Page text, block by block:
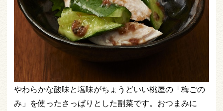
やわらかな酸味と塩味がちょうどいい桃屋の「梅ごの
み」を使ったさっぱりとした副菜です。おつまみに